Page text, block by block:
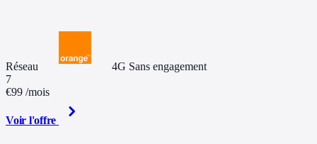
Réseau 4G Sans engagement
7
€99 /mois
Voir l'offre